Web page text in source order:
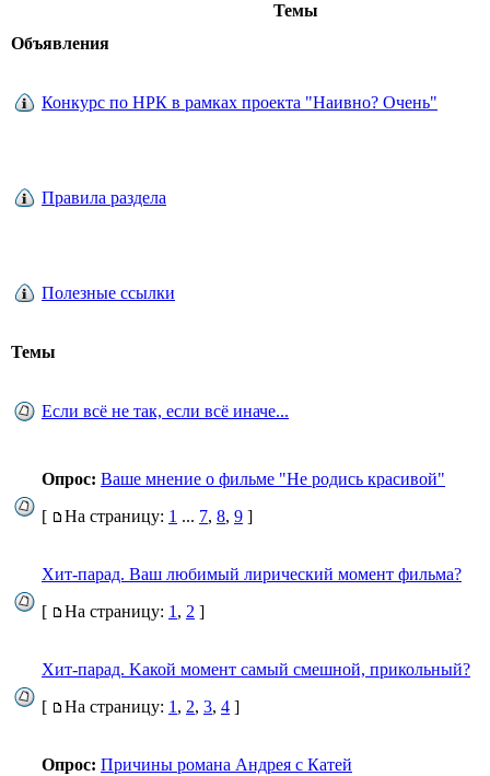
Темы
Объявления
Конкурс по НРК в рамках проекта "Наивно? Очень"
Правила раздела
Полезные ссылки
Темы
Если всё не так, если всё иначе...
Опрос: Ваше мнение о фильме "Не родись красивой"
[
На страницу: 1 ... 7, 8, 9 ]
Xит-парад. Ваш любимый лирический момент фильма?
[
На страницу: 1 , 2 ]
Xит-парад. Kaкой момент самый смешной, прикольный?
[
На страницу: 1 , 2, 3, 4 ]
Опрос: Причины романа Андрея с Катей